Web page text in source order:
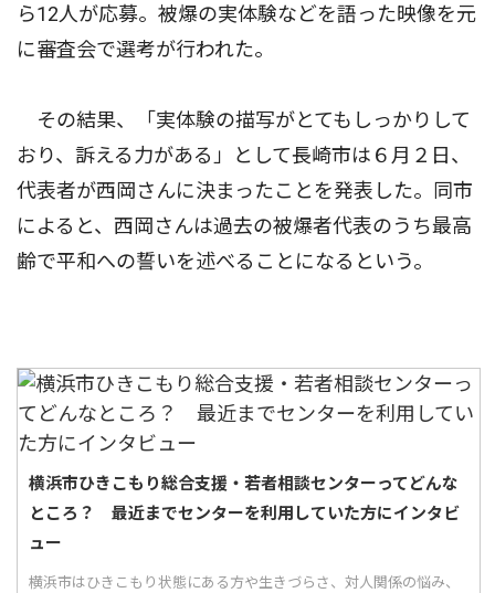
ら12人が応募。被爆の実体験などを語った映像を元
に審査会で選考が行われた。
その結果、「実体験の描写がとてもしっかりして
おり、訴える力がある」として長崎市は６月２日、
代表者が西岡さんに決まったことを発表した。同市
によると、西岡さんは過去の被爆者代表のうち最高
齢で平和への誓いを述べることになるという。
横浜市ひきこもり総合支援・若者相談センターってどんな
ところ？ 最近までセンターを利用していた方にインタビ
ュー
横浜市はひきこもり状態にある方や生きづらさ、対人関係の悩み、